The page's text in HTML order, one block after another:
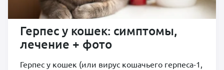
Герпес у кошек: симптомы,
лечение + фото
Герпес у кошек (или вирус кошачьего герпеса-1,